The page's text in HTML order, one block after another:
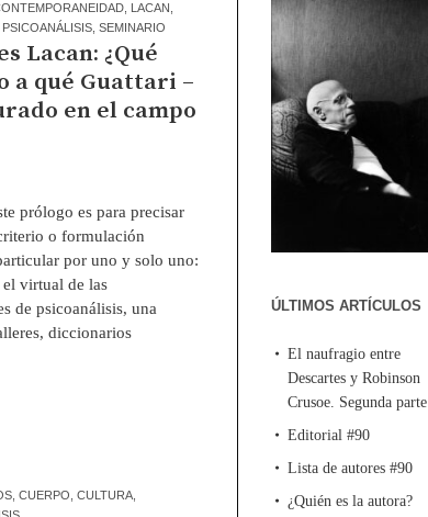
, LACAN
PSICOANÁLISIS, SEMINARIO
Lacan: ¿Qué
a qué Guattari –
en el campo
prólogo es para precisar
o formulación
por uno y solo uno:
virtual de las
de psicoanálisis, una
diccionarios
, CUERPO CULTURA,
ÚLTIMOS ARTÍCULOS
El naufragio entre
Descartes y Robinson
Crusoe. Segunda parte
Editorial #90
Lista de autores #90
¿Quién es la autora?